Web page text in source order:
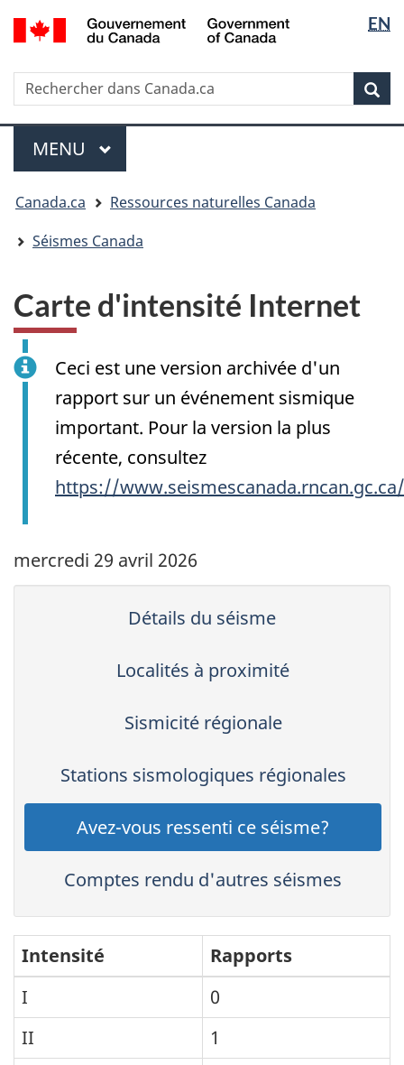
Passer
au
principal
Passer
à
sujet
du
gouvernement »
Passer
à
version
HTML
simplifiée
la
langue
EN
Rechercher
Rechercher
dans
Canada.ca
Menu
MENU PRINCIPAL
êtes
ici
Canada.ca
Ressources naturelles Canada
Séismes Canada
Carte d'intensité Internet
Ceci est une version archivée d'un
rapport sur un événement sismique
important. Pour la version la plus
récente, consultez
https://
mercredi 29 avril 2026
Détails du séisme
Localités à proximité
Sismicité régionale
Stations sismologiques régionales
Avez-vous ressenti ce séisme?
Comptes rendu d'autres séismes
Intensité
Rapports
I
0
II
1